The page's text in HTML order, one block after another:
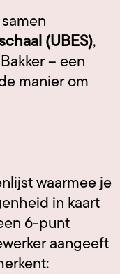
(UBES),
– een
manier om
waarmee je
in kaart
6-punt
aangeeft